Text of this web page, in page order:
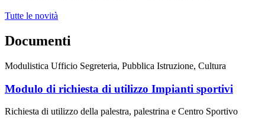
Tutte le novità
Documenti
Modulistica Ufficio Segreteria, Pubblica Istruzione, Cultura
Modulo di richiesta di utilizzo Impianti sportivi
Richiesta di utilizzo della palestra, palestrina e Centro Sportivo